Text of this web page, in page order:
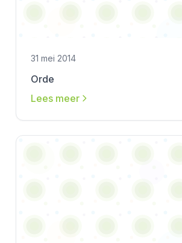
31 mei 2014
Orde
Lees meer